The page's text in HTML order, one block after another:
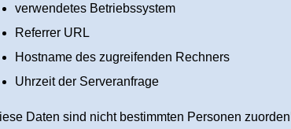
verwendetes Betriebssystem
Referrer URL
Hostname des zugreifenden Rechners
Uhrzeit der Serveranfrage
Daten sind nicht bestimmten Personen